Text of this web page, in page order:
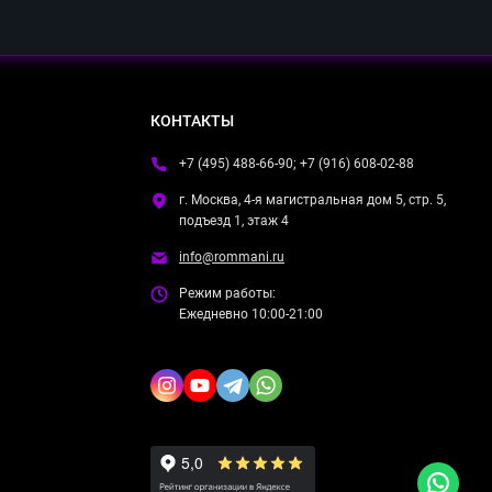
КОНТАКТЫ
+7 (495) 488-66-90; +7 (916) 608-02-88
г. Москва, 4-я магистральная дом 5, стр. 5,
подъезд 1, этаж 4
info@rommani.ru
Режим работы:
Ежедневно 10:00-21:00